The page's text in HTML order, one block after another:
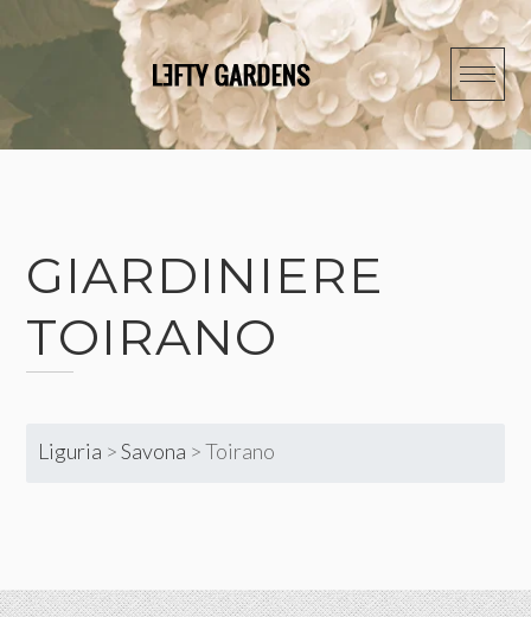
to
GIARDINIERE
TOIRANO
Liguria >Savona >Toirano